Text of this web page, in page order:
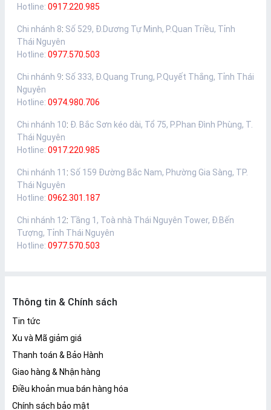
Hotline: 0917.220.985
Chi nhánh 8: Số 529, Đ.Dương Tự Minh, P.Quan Triều, Tỉnh
Thái Nguyên
Hotline: 0977.570.503
Chi nhánh 9: Số 333, Đ.Quang Trung, P.Quyết Thắng, Tỉnh Thái
Nguyên
Hotline: 0974.980.706
Chi nhánh 10: Đ. Bắc Sơn kéo dài, Tổ 75, P.Phan Đình Phùng, T.
Thái Nguyên
Hotline: 0917.220.985
Chi nhánh 11 : Số 159 Đường Bắc Nam, Phường Gia Sàng, TP.
Thái Nguyên
Hotline: 0962.301.187
Chi nhánh 12: Tầng 1, Toà nhà Thái Nguyên Tower, Đ.Bến
Tượng, Tỉnh Thái Nguyên
Hotline: 0977.570.503
Thông tin & Chính sách
Tin tức
Xu và Mã giảm giá
Thanh toán & Bảo Hành
Giao hàng & Nhận hàng
Điều khoản mua bán hàng hóa
Chính sách bảo mật